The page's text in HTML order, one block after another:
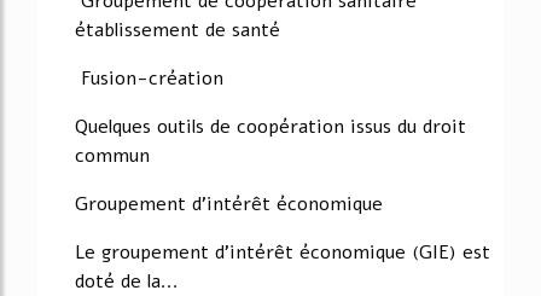
établissement de santé
Fusion-création
Quelques outils de coopération issus du droit
commun
Groupement d'intérêt économique
Le groupement d'intérêt économique (GIE) est
doté de la...